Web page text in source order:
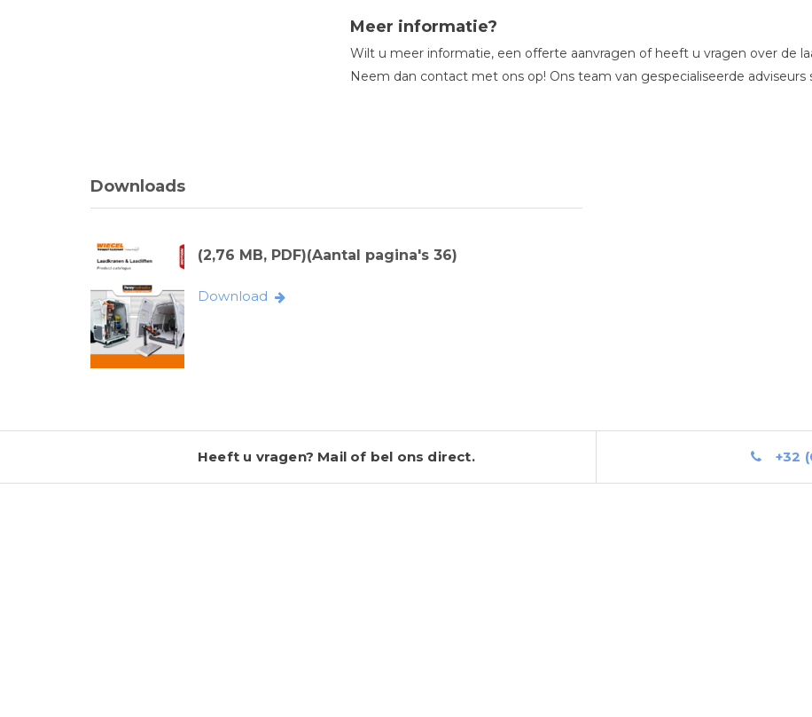
Meer informatie?
Wilt u meer informatie, een offerte aanvragen of heeft u vragen over de
Neem dan contact met ons op! Ons team van gespecialiseerde adviseurs
Downloads
(2,76 MB, PDF)(Aantal pagina's 36)
Download
Heeft u vragen? Mail of bel ons direct. +32